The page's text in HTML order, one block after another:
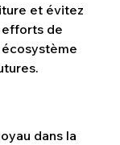
et évitez
de
dans la